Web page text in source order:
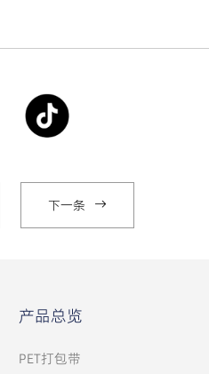
下一条
产品总览
PET打包带